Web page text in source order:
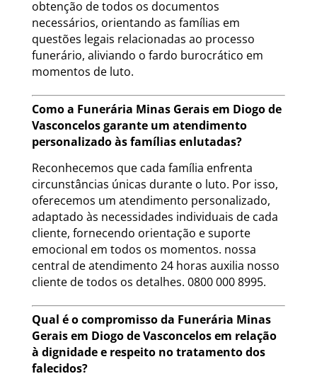
obtenção de todos os documentos
necessários, orientando as famílias em
questões legais relacionadas ao processo
funerário, aliviando o fardo burocrático em
momentos de luto.
Como a Funerária Minas Gerais em Diogo de
Vasconcelos garante um atendimento
personalizado às famílias enlutadas?
Reconhecemos que cada família enfrenta
circunstâncias únicas durante o luto. Por isso,
oferecemos um atendimento personalizado,
adaptado às necessidades individuais de cada
cliente, fornecendo orientação e suporte
emocional em todos os momentos. nossa
central de atendimento 24 horas auxilia nosso
cliente de todos os detalhes. 0800 000 8995.
Qual é o compromisso da Funerária Minas
Gerais em Diogo de Vasconcelos em relação
à dignidade e respeito no tratamento dos
falecidos?